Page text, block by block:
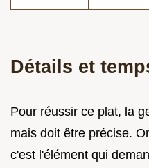
Détails et
Pour réussir ce plat, la
mais doit être précise.
c'est l'élément qui